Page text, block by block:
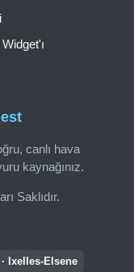
canlı hava
kaynağınız.
Saklıdır.
Ixelles-Elsene